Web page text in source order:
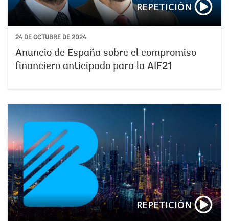
REPETICIÓN
24 DE OCTUBRE DE 2024
Anuncio de España sobre el compromiso
financiero anticipado para la AIF21
REPETICIÓN